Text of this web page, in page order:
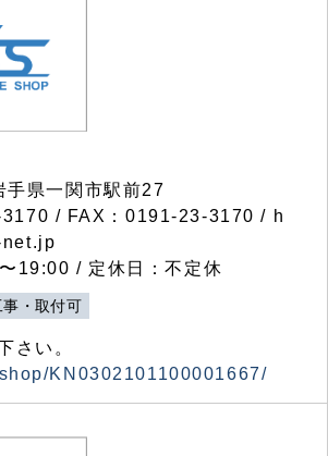
県一関市駅前27
/ FAX：0191-23-3170 / h
net.jp
19:00 / 定休日：不定休
事・取付可
さい。
KN0302101100001667/